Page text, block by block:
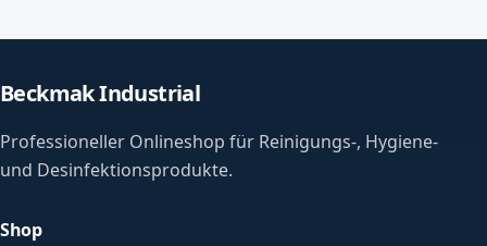
Beckmak Industrial
Professioneller Onlineshop für Reinigungs-, Hygiene-
und Desinfektionsprodukte.
Shop